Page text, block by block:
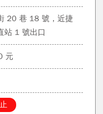
20 巷 18 號，近捷
站 1 號出口
元